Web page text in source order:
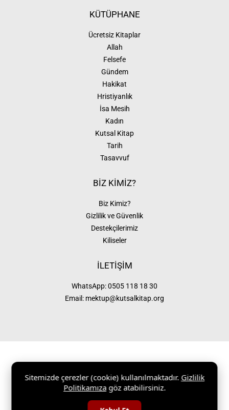
KÜTÜPHANE
Ücretsiz Kitaplar
Allah
Felsefe
Gündem
Hakikat
Hristiyanlık
İsa Mesih
Kadın
Kutsal Kitap
Tarih
Tasavvuf
BİZ KİMİZ?
Biz Kimiz?
Gizlilik ve Güvenlik
Destekçilerimiz
Kiliseler
İLETİŞİM
WhatsApp:0505 118 18 30
Email: mektup@kutsalkitap.org
KutsalKitap.org 1997 – 2026 |Gizlilik ve Güvenlik|Site Haritası
Sitemizde çerezler (cookie) kullanılmaktadır. Gizlilik
Politikamıza göz atabilirsiniz.